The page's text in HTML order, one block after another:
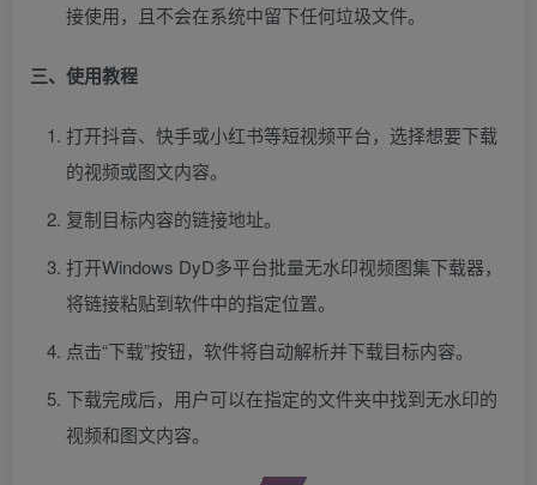
接使用，且不会在系统中留下任何垃圾文件。
三、使用教程
打开抖音、快手或小红书等短视频平台，选择想要下载
的视频或图文内容。
复制目标内容的链接地址。
打开Windows DyD多平台批量无水印视频图集下载器，
将链接粘贴到软件中的指定位置。
点击“下载”按钮，软件将自动解析并下载目标内容。
下载完成后，用户可以在指定的文件夹中找到无水印的
视频和图文内容。